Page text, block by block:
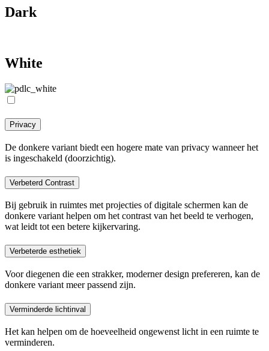
Dark
White
Privacy
De donkere variant biedt een hogere mate van privacy wanneer het
is ingeschakeld (doorzichtig).
Verbeterd Contrast
Bij gebruik in ruimtes met projecties of digitale schermen kan de
donkere variant helpen om het contrast van het beeld te verhogen,
wat leidt tot een betere kijkervaring.
Verbeterde esthetiek
Voor diegenen die een strakker, moderner design prefereren, kan de
donkere variant meer passend zijn.
Verminderde lichtinval
Het kan helpen om de hoeveelheid ongewenst licht in een ruimte te
verminderen.